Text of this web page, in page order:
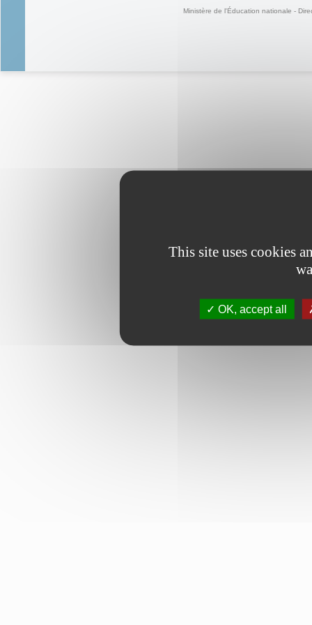
Ministère de l'Éducation nationale -
This site uses cookies
OK, accept all